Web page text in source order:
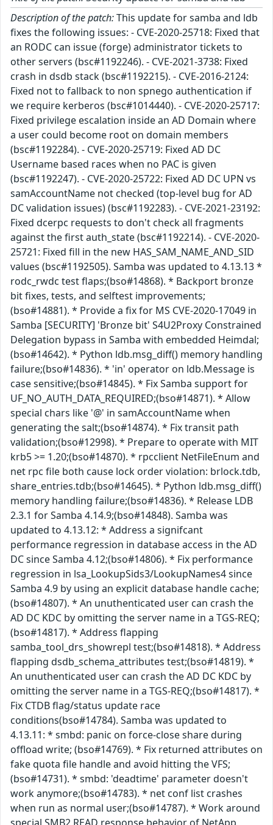
Description of the patch:This update for samba and ldb
fixes the following issues: - CVE-2020-25718: Fixed that
an RODC can issue (forge) administrator tickets to
other servers (bsc#1192246). - CVE-2021-3738: Fixed
crash in dsdb stack (bsc#1192215). - CVE-2016-2124:
Fixed not to fallback to non spnego authentication if
we require kerberos (bsc#1014440). - CVE-2020-25717:
Fixed privilege escalation inside an AD Domain where
a user could become root on domain members
(bsc#1192284). - CVE-2020-25719: Fixed AD DC
Username based races when no PAC is given
(bsc#1192247). - CVE-2020-25722: Fixed AD DC UPN vs
samAccountName not checked (top-level bug for AD
DC validation issues) (bsc#1192283). - CVE-2021-23192:
Fixed dcerpc requests to don't check all fragments
against the first auth_state (bsc#1192214). - CVE-2020-
25721: Fixed fill in the new HAS_SAM_NAME_AND_SID
values (bsc#1192505). Samba was updated to 4.13.13 *
rodc_rwdc test flaps;(bso#14868). * Backport bronze
bit fixes, tests, and selftest improvements;
(bso#14881). * Provide a fix for MS CVE-2020-17049 in
Samba [SECURITY] 'Bronze bit' S4U2Proxy Constrained
Delegation bypass in Samba with embedded Heimdal;
(bso#14642). * Python ldb.msg_diff() memory handling
failure;(bso#14836). * 'in' operator on ldb.Message is
case sensitive;(bso#14845). * Fix Samba support for
UF_NO_AUTH_DATA_REQUIRED;(bso#14871). * Allow
special chars like '@' in samAccountName when
generating the salt;(bso#14874). * Fix transit path
validation;(bso#12998). * Prepare to operate with MIT
krb5 >= 1.20;(bso#14870). * rpcclient NetFileEnum and
net rpc file both cause lock order violation: brlock.tdb,
share_entries.tdb;(bso#14645). * Python ldb.msg_diff()
memory handling failure;(bso#14836). * Release LDB
2.3.1 for Samba 4.14.9;(bso#14848). Samba was
updated to 4.13.12: * Address a signifcant
performance regression in database access in the AD
DC since Samba 4.12;(bso#14806). * Fix performance
regression in lsa_LookupSids3/LookupNames4 since
Samba 4.9 by using an explicit database handle cache;
(bso#14807). * An unuthenticated user can crash the
AD DC KDC by omitting the server name in a TGS-REQ;
(bso#14817). * Address flapping
samba_tool_drs_showrepl test;(bso#14818). * Address
flapping dsdb_schema_attributes test;(bso#14819). *
An unuthenticated user can crash the AD DC KDC by
omitting the server name in a TGS-REQ;(bso#14817). *
Fix CTDB flag/status update race
conditions(bso#14784). Samba was updated to
4.13.11: * smbd: panic on force-close share during
offload write; (bso#14769). * Fix returned attributes on
fake quota file handle and avoid hitting the VFS;
(bso#14731). * smbd: 'deadtime' parameter doesn't
work anymore;(bso#14783). * net conf list crashes
when run as normal user;(bso#14787). * Work around